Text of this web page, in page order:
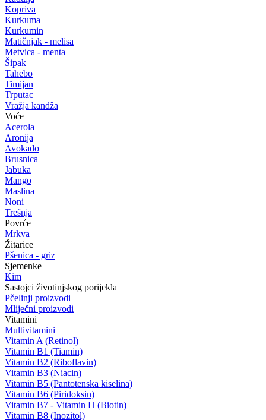
Kopriva
Kurkuma
Kurkumin
Matičnjak - melisa
Metvica - menta
Šipak
Tahebo
Timijan
Trputac
Vražja kandža
Voće
Acerola
Aronija
Avokado
Brusnica
Jabuka
Mango
Maslina
Noni
Trešnja
Povrće
Mrkva
Žitarice
Pšenica - griz
Sjemenke
Kim
Sastojci životinjskog porijekla
Pčelinji proizvodi
Mliječni proizvodi
Vitamini
Multivitamini
Vitamin A (Retinol)
Vitamin B1 (Tiamin)
Vitamin B2 (Riboflavin)
Vitamin B3 (Niacin)
Vitamin B5 (Pantotenska kiselina)
Vitamin B6 (Piridoksin)
Vitamin B7 - Vitamin H (Biotin)
Vitamin B8 (Inozitol)